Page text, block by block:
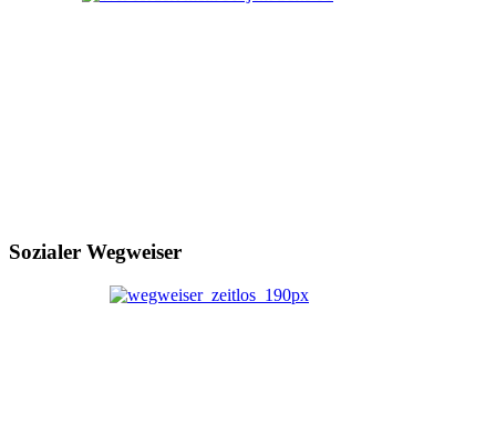
Sozialer Wegweiser